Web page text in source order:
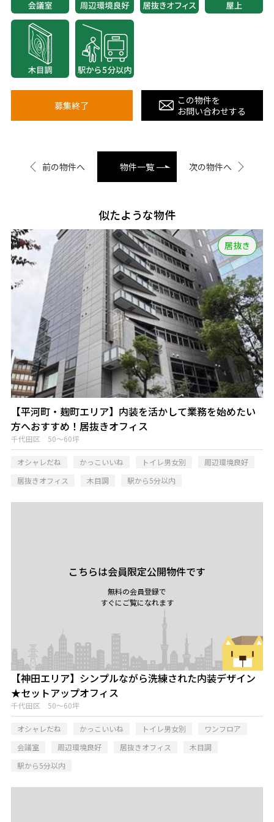
募集終了
この物件を
お問い合わせする
前の物件へ 物件一覧 次の物件へ
似たような物件
居抜き
【平河町・麹町エリア】内装を活かして業務を始めたい
方へおすすめ！居抜きオフィス
千代田区 50～60坪
オシャレだね かっこいいね トイレ男女別
周辺環境良好
居抜きオフィス
木目調 駅から5分以内
こちらは会員限定公開物件です
無料の会員登録で
すぐにご覧になれます
【神田エリア】シンプルながら洗練された内装デザイン
★セットアップオフィス
千代田区 50～60坪
オシャレだね かっこいいね トイレ男女別
ワンフロア
会議室
周辺環境良好 居抜きオフィス
木目調
駅から5分以内